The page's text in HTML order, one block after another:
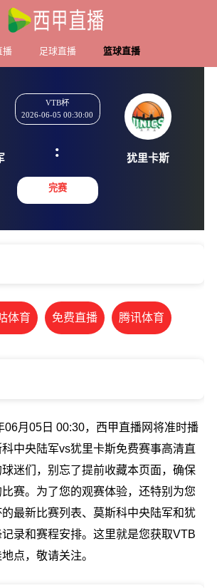
播 足球直播 篮球直播
军
VTB杯
2026-06-05 00:30:00
:
完赛
体育 免费直播 腾讯体育
06月05日 00:30，西甲直播网将准时播
中央陆军vs犹里卡斯免费赛事高清直
迷们，别忘了提前收藏本页面，确保
赛。为了您的观赛体验，还特别为您
最新比赛列表、莫斯科中央陆军和犹
录和赛程安排。这里就是您获取VTB
点，敬请关注。